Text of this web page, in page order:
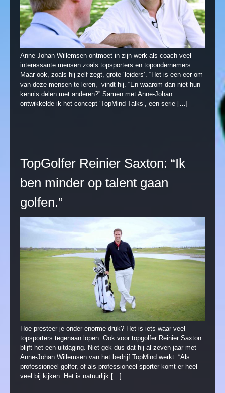
Anne-Johan Willemsen ontmoet in zijn werk als coach veel
interessante mensen zoals topsporters en topondernemers.
Maar ook, zoals hij zelf zegt, grote ‘leiders’. “Het is een eer om
van deze mensen te leren,” vindt hij. “En waarom dan niet hun
kennis delen met anderen?” Samen met Anne-Johan
ontwikkelde ik het concept ‘TopMind Talks’, een serie […]
TopGolfer Reinier Saxton: “Ik
ben minder op talent gaan
golfen.”
Hoe presteer je onder enorme druk? Het is iets waar veel
topsporters tegenaan lopen. Ook voor topgolfer Reinier Saxton
blijft het een uitdaging. Niet gek dus dat hij al zeven jaar met
Anne-Johan Willemsen van het bedrijf TopMind werkt. “Als
professioneel golfer, of als professioneel sporter komt er heel
veel bij kijken. Het is natuurlijk […]